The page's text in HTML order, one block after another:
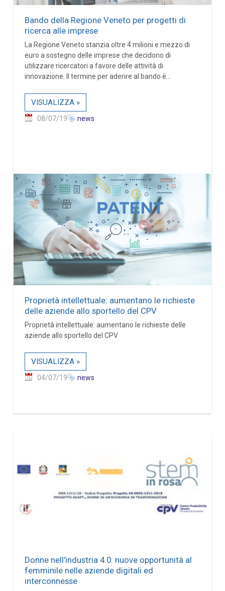
Bando della Regione Veneto per progetti di
ricerca alle imprese
La Regione Veneto stanzia oltre 4 milioni e mezzo di
euro a sostegno delle imprese che decidono di
utilizzare ricercatori a favore delle attività di
innovazione. Il termine per aderire al bando è...
VISUALIZZA »
08/07/19 news
Proprietà intellettuale: aumentano le richieste
delle aziende allo sportello del CPV
Proprietà intellettuale: aumentano le richieste delle
aziende allo sportello del CPV
VISUALIZZA »
04/07/19 news
Donne nell'industria 4.0: nuove opportunità al
femminile nelle aziende digitali ed
interconnesse